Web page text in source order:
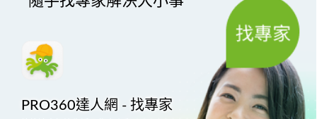
PRO360達人網 - 找專家